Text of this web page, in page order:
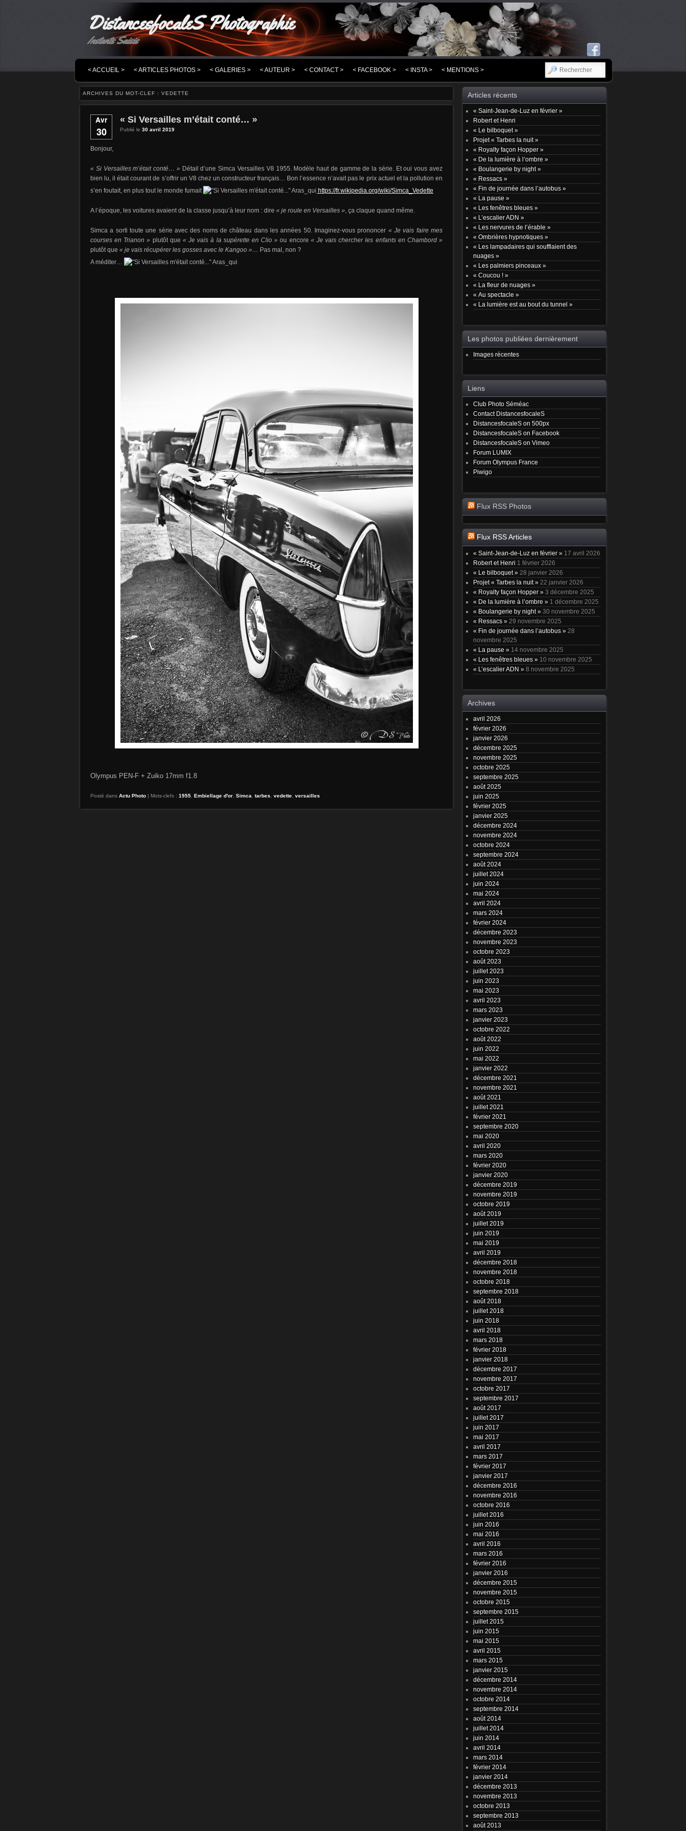
DistancesfocaleS Photographie
Instants Saisis
MASQUER LA NAVIGATION PRINCIPALE
MASQUER LA NAVIGATION SECONDAIRE
< ACCUEIL > < ARTICLES PHOTOS > < GALERIES > < AUTEUR > < CONTACT > < FACEBOOK > < INSTA > < MENTIONS > RECHERCHER
ARCHIVES DU MOT-CLEF : VEDETTE
Avr
30
« Si Versailles m’était conté… »
Publié le 30 avril 2019
Bonjour,
« Si Versailles m’était conté… » Détail d’une Simca Versailles V8 1955. Modèle haut de gamme de la série. Et oui vous avez
bien lu, il était courant de s’offrir un V8 chez un constructeur français… Bon l’essence n’avait pas le prix actuel et la pollution en
s’en foutait, en plus tout le monde fumait
https://fr.wikipedia.org/wiki/Simca_Vedette
A l’époque, les voitures avaient de la classe jusqu’à leur nom : dire « je roule en Versailles », ça claque quand même.
Simca a sorti toute une série avec des noms de château dans les années 50. Imaginez-vous prononcer « Je vais faire mes
courses en Trianon » plutôt que « Je vais à la supérette en Clio » ou encore « Je vais chercher les enfants en Chambord »
plutôt que « je vais récupérer les gosses avec le Kangoo »… Pas mal, non ?
A méditer…
Olympus PEN-F + Zuiko 17mm f1.8
Posté dans Actu Photo | Mots-clefs : 1955 Embiellage d'or Simca tarbes vedette versailles
Articles récents
« Saint-Jean-de-Luz en février »
Robert et Henri
« Le bilboquet »
Projet « Tarbes la nuit »
« Royalty façon Hopper »
« De la lumière à l’ombre »
« Boulangerie by night »
« Ressacs »
« Fin de journée dans l’autobus »
« La pause »
« Les fenêtres bleues »
« L’escalier ADN »
« Les nervures de l’érable »
« Ombrières hypnotiques »
« Les lampadaires qui soufflaient des
nuages »
« Les palmiers pinceaux »
« Coucou ! »
« La fleur de nuages »
« Au spectacle »
« La lumière est au bout du tunnel »
Les photos publiées dernièrement
Images récentes
Liens
Club Photo Séméac
Contact DistancesfocaleS
DistancesfocaleS on 500px
DistancesfocaleS on Facebook
DistancesfocaleS on Vimeo
Forum LUMIX
Forum Olympus France
Piwigo
Flux RSS Photos
Flux RSS Articles
« Saint-Jean-de-Luz en février » 17 avril 2026
Robert et Henri 1 février 2026
« Le bilboquet » 28 janvier 2026
Projet « Tarbes la nuit » 22 janvier 2026
« Royalty façon Hopper » 3 décembre 2025
« De la lumière à l’ombre » 1 décembre 2025
« Boulangerie by night » 30 novembre 2025
« Ressacs » 29 novembre 2025
« Fin de journée dans l’autobus » 28
novembre 2025
« La pause » 14 novembre 2025
« Les fenêtres bleues » 10 novembre 2025
« L’escalier ADN » 8 novembre 2025
Archives
avril 2026
février 2026
janvier 2026
décembre 2025
novembre 2025
octobre 2025
septembre 2025
août 2025
juin 2025
février 2025
janvier 2025
décembre 2024
novembre 2024
octobre 2024
septembre 2024
août 2024
juillet 2024
juin 2024
mai 2024
avril 2024
mars 2024
février 2024
décembre 2023
novembre 2023
octobre 2023
août 2023
juillet 2023
juin 2023
mai 2023
avril 2023
mars 2023
janvier 2023
octobre 2022
août 2022
juin 2022
mai 2022
janvier 2022
décembre 2021
novembre 2021
août 2021
juillet 2021
février 2021
septembre 2020
mai 2020
avril 2020
mars 2020
février 2020
janvier 2020
décembre 2019
novembre 2019
octobre 2019
août 2019
juillet 2019
juin 2019
mai 2019
avril 2019
décembre 2018
novembre 2018
octobre 2018
septembre 2018
août 2018
juillet 2018
juin 2018
avril 2018
mars 2018
février 2018
janvier 2018
décembre 2017
novembre 2017
octobre 2017
septembre 2017
août 2017
juillet 2017
juin 2017
mai 2017
avril 2017
mars 2017
février 2017
janvier 2017
décembre 2016
novembre 2016
octobre 2016
juillet 2016
juin 2016
mai 2016
avril 2016
mars 2016
février 2016
janvier 2016
décembre 2015
novembre 2015
octobre 2015
septembre 2015
juillet 2015
juin 2015
mai 2015
avril 2015
mars 2015
janvier 2015
décembre 2014
novembre 2014
octobre 2014
septembre 2014
août 2014
juillet 2014
juin 2014
avril 2014
mars 2014
février 2014
janvier 2014
décembre 2013
novembre 2013
octobre 2013
septembre 2013
août 2013